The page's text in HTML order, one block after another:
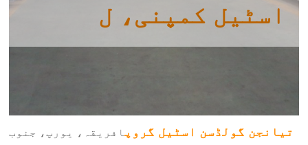
اسٹیل کمپنی، ل
تیانجن گولڈسن اسٹیل گروپافریقہ، یورپ، جنوب